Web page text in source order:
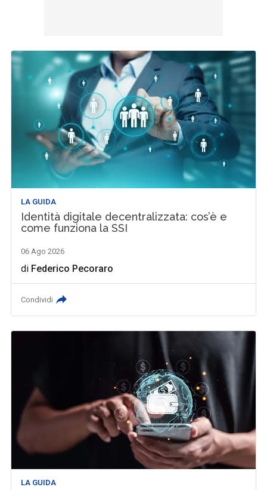
LA GUIDA
Identità digitale decentralizzata: cos’è e
come funziona la SSI
06 Ago 2026
di Federico Pecoraro
Condividi
LA GUIDA